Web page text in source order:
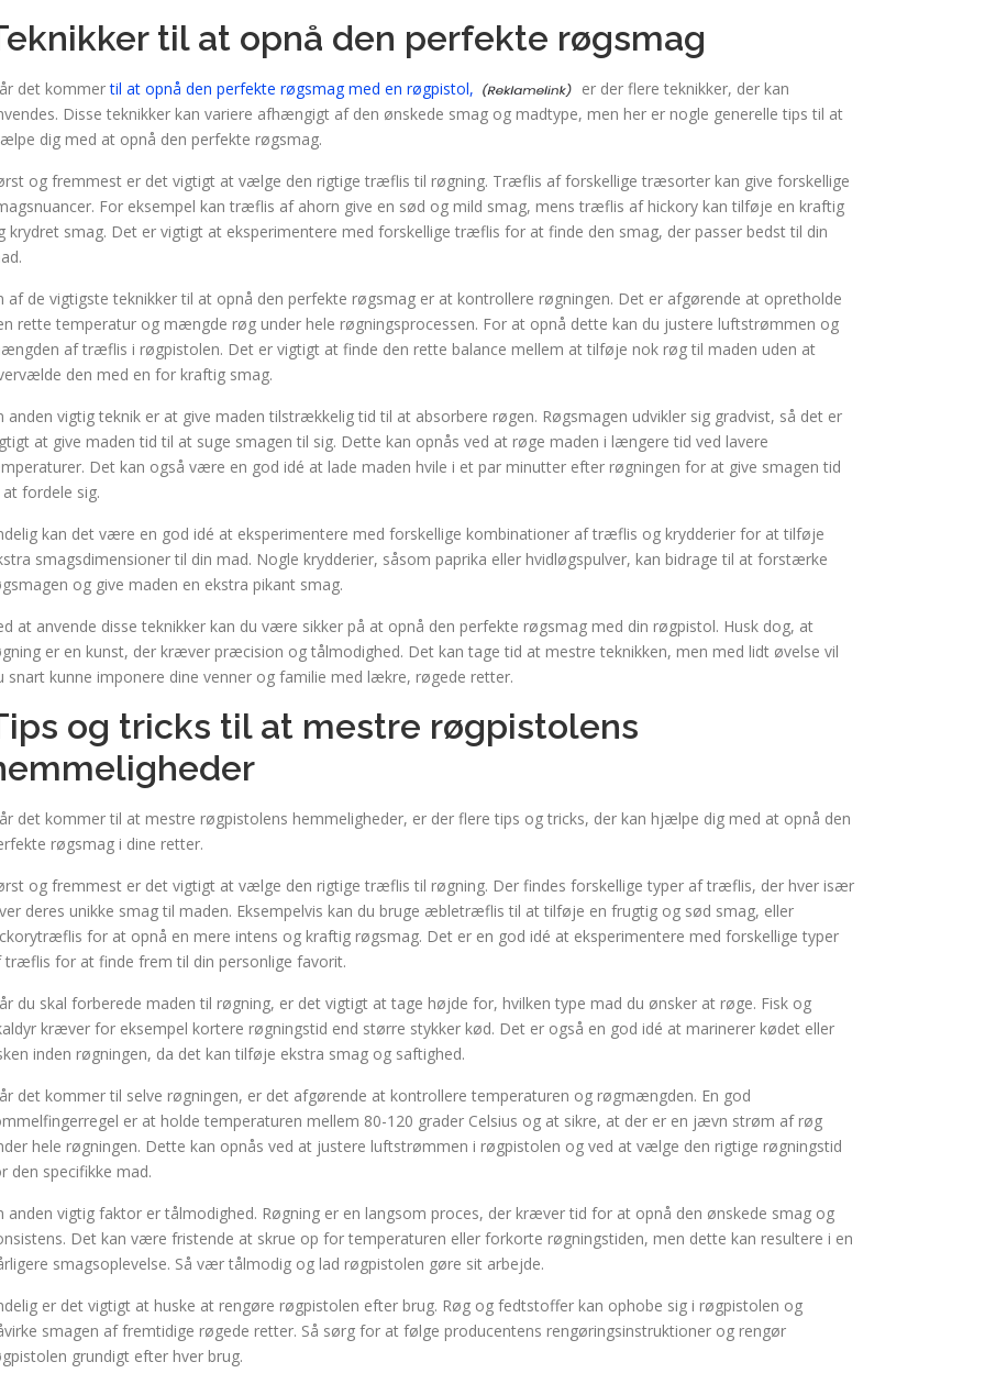
til at opnå den perfekte røgsmag
det kommertil at opnå den perfekte røgsmag med en røgpistol,
er der flere teknikker, der kan
Disse teknikker kan variere afhængigt af den ønskede smag og madtype, men her er nogle generelle tips til at
dig med at opnå den perfekte røgsmag.
og fremmest er det vigtigt at vælge den rigtige træflis til røgning. Træflis af forskellige træsorter kan give forskellige
For eksempel kan træflis af ahorn give en sød og mild smag, mens træflis af hickory kan tilføje en kraftig
krydret smag. Det er vigtigt at eksperimentere med forskellige træflis for at finde den smag, der passer bedst til din
af de vigtigste teknikker til at opnå den perfekte røgsmag er at kontrollere røgningen. Det er afgørende at opretholde
rette temperatur og mængde røg under hele røgningsprocessen. For at opnå dette kan du justere luftstrømmen og
af træflis i røgpistolen. Det er vigtigt at finde den rette balance mellem at tilføje nok røg til maden uden at
den med en for kraftig smag.
anden vigtig teknik er at give maden tilstrækkelig tid til at absorbere røgen. Røgsmagen udvikler sig gradvist, så det er
at give maden tid til at suge smagen til sig. Dette kan opnås ved at røge maden i længere tid ved lavere
Det kan også være en god idé at lade maden hvile i et par minutter efter røgningen for at give smagen tid
fordele sig.
kan det være en god idé at eksperimentere med forskellige kombinationer af træflis og krydderier for at tilføje
smagsdimensioner til din mad. Nogle krydderier, såsom paprika eller hvidløgspulver, kan bidrage til at forstærke
og give maden en ekstra pikant smag.
at anvende disse teknikker kan du være sikker på at opnå den perfekte røgsmag med din røgpistol. Husk dog, at
er en kunst, der kræver præcision og tålmodighed. Det kan tage tid at mestre teknikken, men med lidt øvelse vil
snart kunne imponere dine venner og familie med lækre, røgede retter.
og tricks til at mestre røgpistolens
det kommer til at mestre røgpistolens hemmeligheder, er der flere tips og tricks, der kan hjælpe dig med at opnå den
røgsmag i dine retter.
og fremmest er det vigtigt at vælge den rigtige træflis til røgning. Der findes forskellige typer af træflis, der hver især
deres unikke smag til maden. Eksempelvis kan du bruge æbletræflis til at tilføje en frugtig og sød smag, eller
for at opnå en mere intens og kraftig røgsmag. Det er en god idé at eksperimentere med forskellige typer
træflis for at finde frem til din personlige favorit.
du skal forberede maden til røgning, er det vigtigt at tage højde for, hvilken type mad du ønsker at røge. Fisk og
kræver for eksempel kortere røgningstid end større stykker kød. Det er også en god idé at marinerer kødet eller
inden røgningen, da det kan tilføje ekstra smag og saftighed.
det kommer til selve røgningen, er det afgørende at kontrollere temperaturen og røgmængden. En god
er at holde temperaturen mellem 80-120 grader Celsius og at sikre, at der er en jævn strøm af røg
hele røgningen. Dette kan opnås ved at justere luftstrømmen i røgpistolen og ved at vælge den rigtige røgningstid
den specifikke mad.
anden vigtig faktor er tålmodighed. Røgning er en langsom proces, der kræver tid for at opnå den ønskede smag og
Det kan være fristende at skrue op for temperaturen eller forkorte røgningstiden, men dette kan resultere i en
smagsoplevelse. Så vær tålmodig og lad røgpistolen gøre sit arbejde.
er det vigtigt at huske at rengøre røgpistolen efter brug. Røg og fedtstoffer kan ophobe sig i røgpistolen og
smagen af fremtidige røgede retter. Så sørg for at følge producentens rengøringsinstruktioner og rengør
grundigt efter hver brug.